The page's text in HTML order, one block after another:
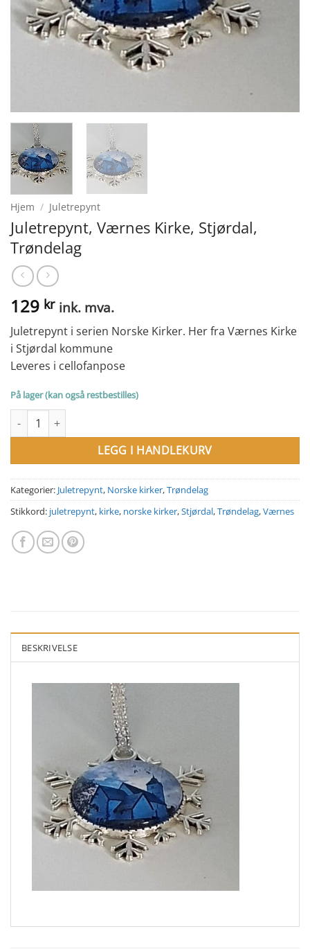
Hjem / Juletrepynt
Juletrepynt, Værnes Kirke, Stjørdal,
Trøndelag
129 kr ink. mva.
Juletrepynt i serien Norske Kirker. Her fra Værnes Kirke
i Stjørdal kommune
Leveres i cellofanpose
På lager (kan også restbestilles)
Juletrepynt, Værnes Kirke, Stjørdal, Trøndelag antall
LEGG I HANDLEKURV
Kategorier: Juletrepynt, Norske kirker,Trøndelag
Stikkord: juletrepynt, kirke, norske kirker,Stjørdal,Trøndelag,Værnes
BESKRIVELSE